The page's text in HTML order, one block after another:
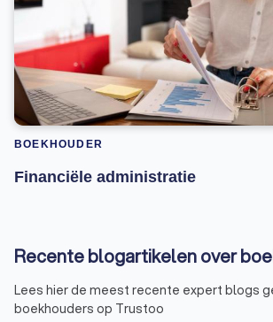
BOEKHOUDER
Financiële administratie
Recente blogartikelen over
Lees hier de meest recente expert blogs
boekhouders op Trustoo